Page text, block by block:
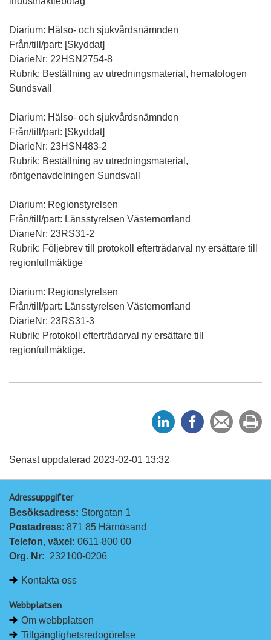
Diarium: Hälso- och sjukvårdsnämnden
Från/till/part: [Skyddat]
DiarieNr: 22HSN2754-8
Rubrik: Beställning av utredningsmaterial, hematologen
Sundsvall
Diarium: Hälso- och sjukvårdsnämnden
Från/till/part: [Skyddat]
DiarieNr: 23HSN483-2
Rubrik: Beställning av utredningsmaterial,
röntgenavdelningen Sundsvall
Diarium: Regionstyrelsen
Från/till/part: Länsstyrelsen Västernorrland
DiarieNr: 23RS31-2
Rubrik: Följebrev till protokoll efterträdarval ny ersättare till
regionfullmäktige
Diarium: Regionstyrelsen
Från/till/part: Länsstyrelsen Västernorrland
DiarieNr: 23RS31-3
Rubrik: Protokoll efterträdarval ny ersättare till
regionfullmäktige.
e
e
Tipsa
en
ut
Senast uppdaterad 2023-02-01 13:32
Adressuppgifter
Besöksadress: Storgatan 1
Postadress: 871 85 Härnösand
Telefon, växel: 0611-800 00
Org. Nr: 232100-0206
Kontakta oss
Webbplatsen
Om webbplatsen
Tillgänglighetsredogörelse